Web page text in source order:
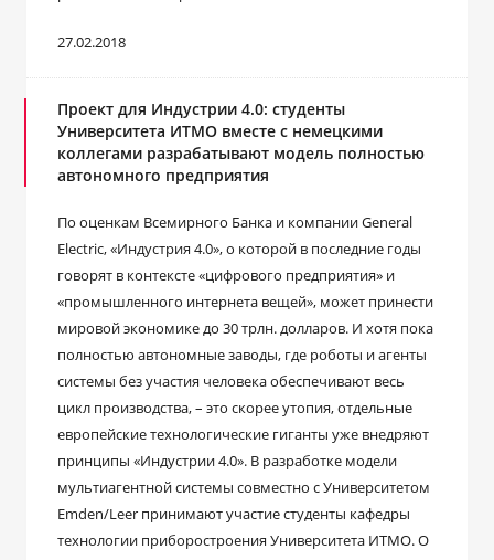
27.02.2018
Проект для Индустрии 4.0: студенты
Университета ИТМО вместе с немецкими
коллегами разрабатывают модель полностью
автономного предприятия
По оценкам Всемирного Банка и компании General
Electric, «Индустрия 4.0», о которой в последние годы
говорят в контексте «цифрового предприятия» и
«промышленного интернета вещей», может принести
мировой экономике до 30 трлн. долларов. И хотя пока
полностью автономные заводы, где роботы и агенты
системы без участия человека обеспечивают весь
цикл производства, – это скорее утопия, отдельные
европейские технологические гиганты уже внедряют
принципы «Индустрии 4.0». В разработке модели
мультиагентной системы совместно с Университетом
Emden/Leer принимают участие студенты кафедры
технологии приборостроения Университета ИТМО. О